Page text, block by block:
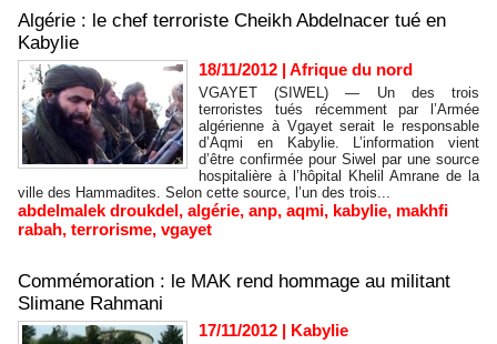
Algérie : le chef terroriste Cheikh Abdelnacer tué en
Kabylie
18/11/2012 | Afrique du nord
VGAYET (SIWEL) — Un des trois
terroristes tués récemment par l’Armée
algérienne à Vgayet serait le responsable
d’Aqmi en Kabylie. L’information vient
d’être confirmée pour Siwel par une source
hospitalière à l’hôpital Khelil Amrane de la
ville des Hammadites. Selon cette source, l’un des trois...
abdelmalek droukdel, algérie, anp, aqmi, kabylie, makhfi
rabah, terrorisme, vgayet
Commémoration : le MAK rend hommage au militant
Slimane Rahmani
17/11/2012 | Kabylie